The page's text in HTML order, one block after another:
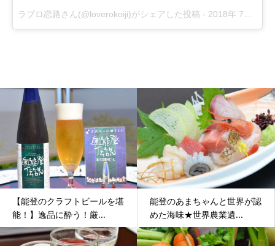
ラブロ恋路さん(@loverokoiji)がシェアした投稿 - 2018年 7月月4日午後7時46分PDT
【能登のクラフトビールを堪
能！】逸品に酔う！厳...
能登のあまちゃんと世界が認
めた海味★世界農業遺...